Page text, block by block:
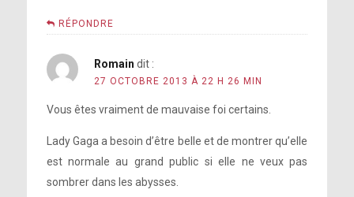
RÉPONDRE
Romain dit :
27 OCTOBRE 2013 À 22 H 26 MIN
Vous êtes vraiment de mauvaise foi certains.
Lady Gaga a besoin d’être belle et de montrer qu’elle
est normale au grand public si elle ne veux pas
sombrer dans les abysses.